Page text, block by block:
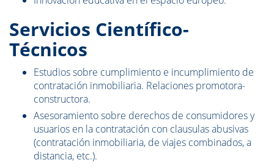
Servicios Científico-
Técnicos
Estudios sobre cumplimiento e incumplimiento de
contratación inmobiliaria. Relaciones promotora-
constructora.
Asesoramiento sobre derechos de consumidores y
usuarios en la contratación con clausulas abusivas
(contratación inmobiliaria, de viajes combinados, a
distancia, etc.).